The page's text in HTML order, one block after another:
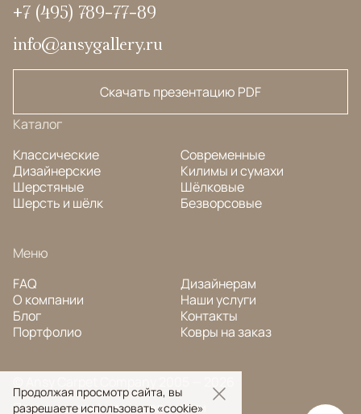
+7 (495) 789-77-89
info@ansygallery.ru
Скачать презентацию PDF
Каталог
Классические
Дизайнерские
Шерстяные
Шерсть и шёлк
Современные
Килимы и сумахи
Шёлковые
Безворсовые
Меню
FAQ
О компании
Блог
Портфолио
Дизайнерам
Наши услуги
Контакты
Ковры на заказ
Политика конфиденциальности
Продолжая просмотр сайта, вы
разрешаете использовать «cookie»